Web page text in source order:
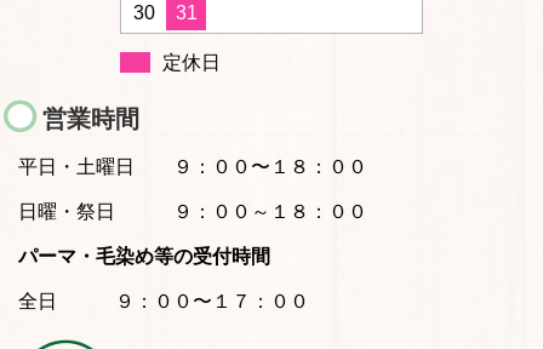
30
31
定休日
営業時間
平日・土曜日 ９：００〜１８：００
日曜・祭日 ９：００～１８：００
パーマ・毛染め等の受付時間
全日 ９：００〜１７：００